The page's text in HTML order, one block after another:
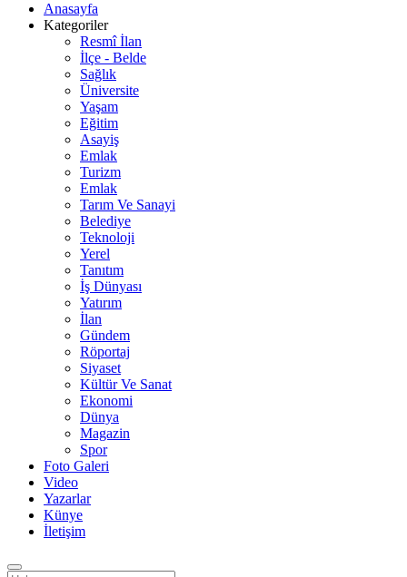
Anasayfa
Kategoriler
Resmî İlan
İlçe - Belde
Sağlık
Üniversite
Yaşam
Eğitim
Asayiş
Emlak
Turizm
Emlak
Tarım Ve Sanayi
Belediye
Teknoloji
Yerel
Tanıtım
İş Dünyası
Yatırım
İlan
Gündem
Röportaj
Siyaset
Kültür Ve Sanat
Ekonomi
Dünya
Magazin
Spor
Foto Galeri
Video
Yazarlar
Künye
İletişim